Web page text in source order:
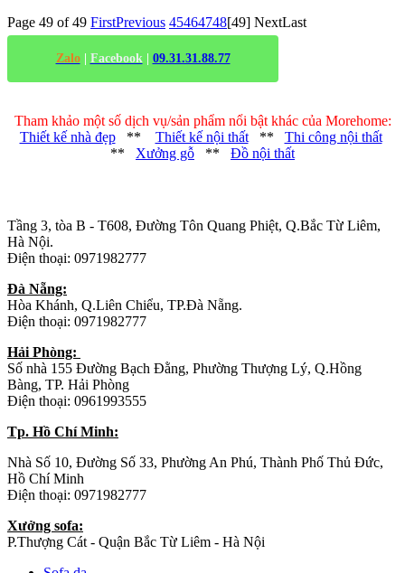
Page 49 of 49 FirstPrevious 45464748[49] NextLast
Zalo| Facebook 09.31.31.88.77
Tham khảo một số dịch vụ/sản phẩm nổi bật khác của Morehome:
Thiết kế nhà đẹp** Thiết kế nội thất** Thi công nội thất
** Xưởng gỗ ** Đồ nội thất
Tầng 3, tòa B - T608, Đường Tôn Quang Phiệt, Q.Bắc Từ Liêm,
Hà Nội.
Điện thoại: 0971982777
Đà Nẵng:
Hòa Khánh, Q.Liên Chiểu, TP.Đà Nẵng.
Điện thoại: 0971982777
Hải Phòng:
Số nhà 155 Đường Bạch Đằng, Phường Thượng Lý, Q.Hồng
Bàng, TP. Hải Phòng
Điện thoại: 0961993555
Tp. Hồ Chí Minh:
Nhà Số 10, Đường Số 33, Phường An Phú, Thành Phố Thủ Đức,
Hồ Chí Minh
Điện thoại: 0971982777
Xưởng sofa:
P.Thượng Cát - Quận Bắc Từ Liêm - Hà Nội